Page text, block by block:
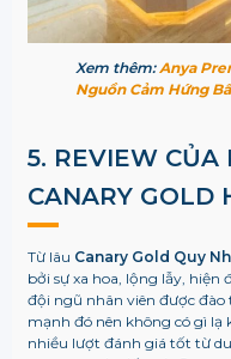
Xem thêm:Anya
Nguồn Cảm Hứng
5. REVIEW CỦA
CANARY GOLD
Từ lâu Canary Gold Quy
bởi sự xa hoa, lộng lẫy,
đội ngũ nhân viên được
mạnh đó nên không có gì lạ
nhiều lượt đánh giá tốt từ du